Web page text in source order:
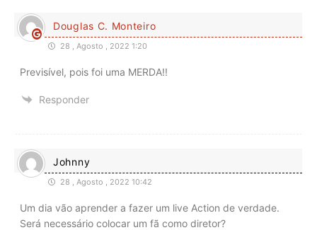
Douglas C. Monteiro
28 , Agosto , 2022 1:20
Previsível, pois foi uma MERDA!!
Responder
Johnny
28 , Agosto , 2022 10:42
Um dia vão aprender a fazer um live Action de verdade.
Será necessário colocar um fã como diretor?